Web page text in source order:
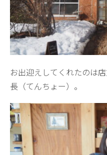
お出迎えしてくれたのは
長（てんちょー）。